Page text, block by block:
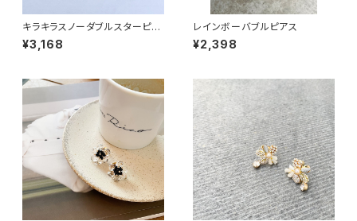
キラキラスノーダブルスターピア
ス
¥3,168
レインボーバブルピアス
¥2,398